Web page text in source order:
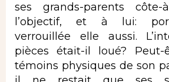
ses grands-parents
l’objectif, et à lui:
verrouillée elle aussi.
pièces était-il loué? Peut-
témoins physiques de son